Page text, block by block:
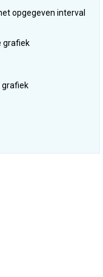
opgegeven interval
grafiek
grafiek